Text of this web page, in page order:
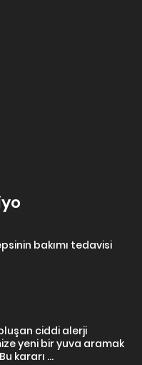
bakımı tedavisi
ciddi alerji
yeni bir yuva aramak
kararı ...